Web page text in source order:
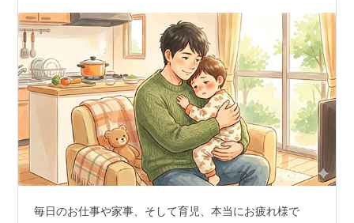
毎日のお仕事や家事、そして育児、本当にお疲れ様で